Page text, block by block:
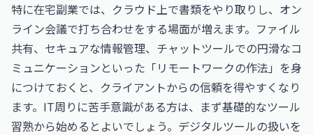
特に在宅副業では、クラウド上で書類をやり取りし、オン
ライン会議で打ち合わせをする場面が増えます。ファイル
共有、セキュアな情報管理、チャットツールでの円滑なコ
ミュニケーションといった「リモートワークの作法」を身
につけておくと、クライアントからの信頼を得やすくなり
ます。IT周りに苦手意識がある方は、まず基礎的なツール
習熟から始めるとよいでしょう。デジタルツールの扱いを